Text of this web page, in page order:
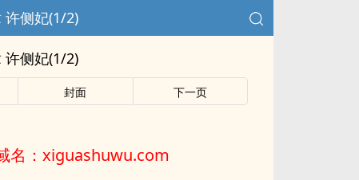
许侧妃(1/2)
许侧妃(1/2)
封面 下一页
名：xiguashuwu.com